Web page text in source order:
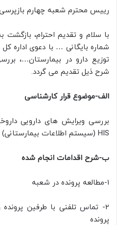
رییس محترم شعبه چهارم
با سلام و تقديم احترام، بازگشت
شماره بایگانی … با دعوی اداره
توزیع دارو در بیمارستان…،
شرح ذیل تقدیم می گردد.
الف-موضوع قرار کارشناسی
بررسی ویرایش های دارویی
HIS (سیستم اطلاعات بیمارستانی)
ب-شرح اقدامات انجام شده
1-مطالعه پرونده در شعبه
2- تماس تلفنی با طرفین
پرونده